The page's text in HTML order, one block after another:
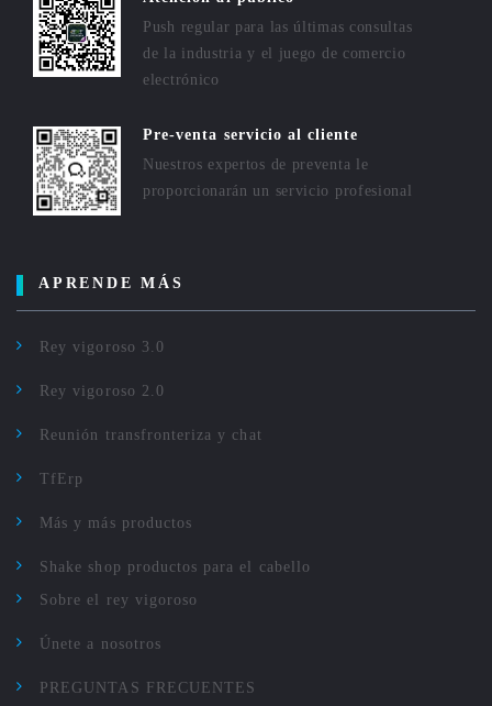
Push regular para las últimas consultas
de la industria y el juego de comercio
electrónico
Pre-venta servicio al cliente
Nuestros expertos de preventa le
proporcionarán un servicio profesional
APRENDE MÁS
Rey vigoroso 3.0
Rey vigoroso 2.0
Reunión transfronteriza y chat
TfErp
Más y más productos
Shake shop productos para el cabello
Sobre el rey vigoroso
Únete a nosotros
PREGUNTAS FRECUENTES